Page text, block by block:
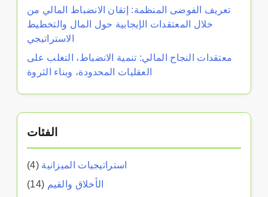
تعريف الفوضى المنظمة: إتقان الانضباط المالي من
خلال المعتقدات الإيجابية حول المال والتخطيط
الاستراتيجي
معتقدات النجاح المالي: تنمية الانضباط، التغلب على
العقليات المحدودة، وبناء الثروة
الفئات
استراتيجيات الميزانية (4)
الأخلاق والقيم (14)